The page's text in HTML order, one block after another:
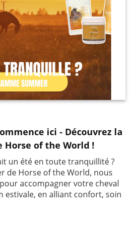
ici - Découvrez la
Horse of the World !
un été en toute tranquillité ?
de Horse of the World, nous
accompagner votre cheval
estivale, en alliant confort, soin